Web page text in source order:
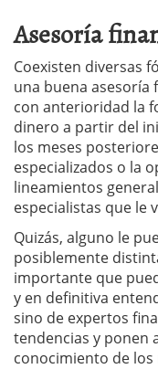
Asesoría
Coexisten diversas
una buena
con anterioridad la
dinero a partir del
los meses
especializados o la
lineamientos
especialistas que le
Quizás, alguno le
posiblemente
importante que
y en definitiva
sino de expertos
tendencias y ponen
conocimiento de